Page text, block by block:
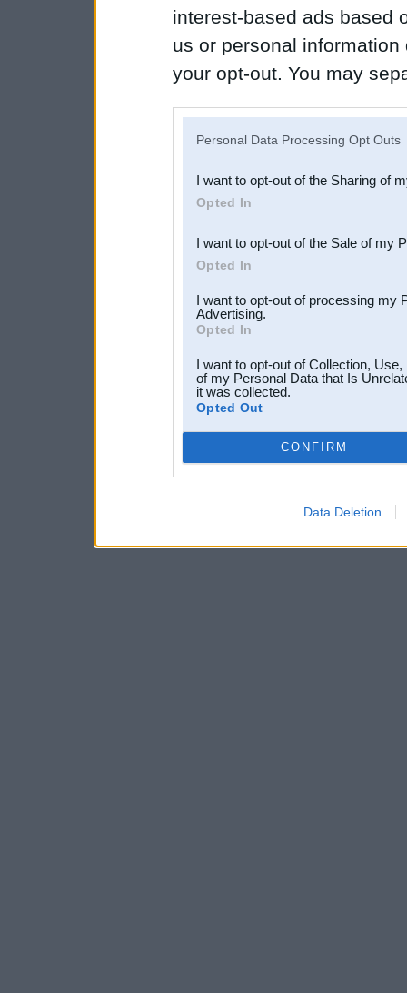
interest-based ads based
us or personal
your opt-out. You may
Downstream Participants
third parties.
Personal Data Processing Opt Outs
I want to opt-out of the Sharing of
Opted In
I want to opt-out of the Sale of my
Opted In
I want to opt-out of processing my
Advertising.
Opted In
I want to opt-out of Collection,
of my Personal Data that Is
it was collected.
Opted Out
CONFIRM
Data Deletion